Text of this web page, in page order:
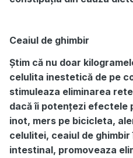
Ceaiul de ghimbir
Știm că nu doar
celulita inestetică de pe
stimuleaza eliminarea
dacă îi potențezi efectele
inot, mers pe bicicleta,
celulitei, ceaiul de
intestinal, promoveaza